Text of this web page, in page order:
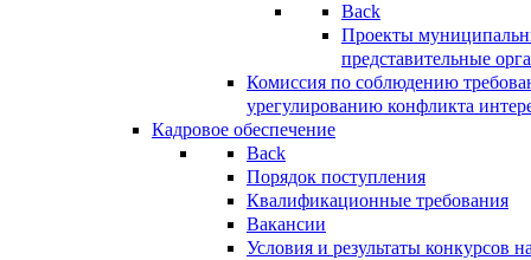
Back
Проекты
представительные
Комиссия по соблюдению
урегулированию конфликта
Кадровое обеспечение
Back
Порядок поступления
Квалификационные требования
Вакансии
Условия и результаты конкурсов